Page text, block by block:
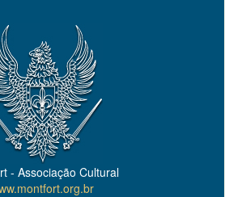
- Associação Cultural